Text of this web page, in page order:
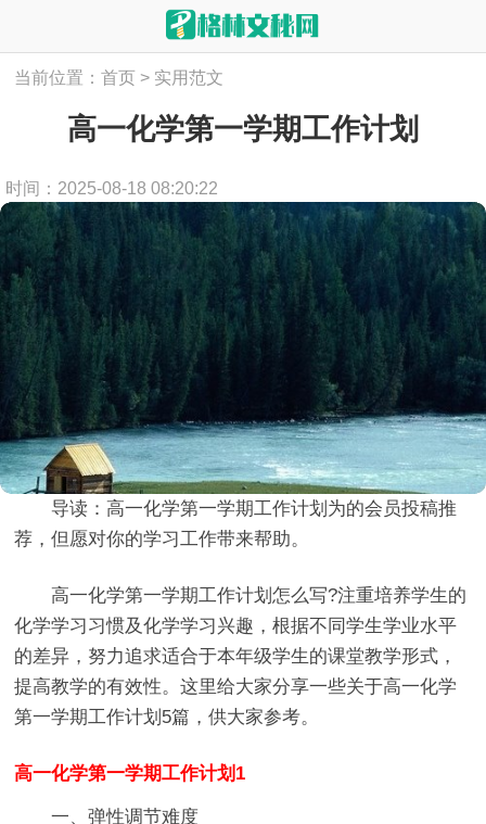
当前位置：首页 > 实用范文
高一化学第一学期工作计划
时间：2025-08-18 08:20:22
导读：高一化学第一学期工作计划 为的会员投稿推
荐，但愿对你的学习工作带来帮助。
高一化学第一学期工作计划怎么写?注重培养学生的
化学学习习惯及化学学习兴趣，根据不同学生学业水平
的差异，努力追求适合于本年级学生的课堂教学形式，
提高教学的有效性。这里给大家分享一些关于高一化学
第一学期工作计划5篇，供大家参考。
高一化学第一学期工作计划1
一、弹性调节难度